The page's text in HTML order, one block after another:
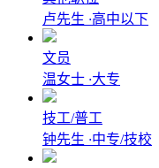
卢先生 ·高中以下
文员
温女士 ·大专
技工/普工
钟先生 ·中专/技校